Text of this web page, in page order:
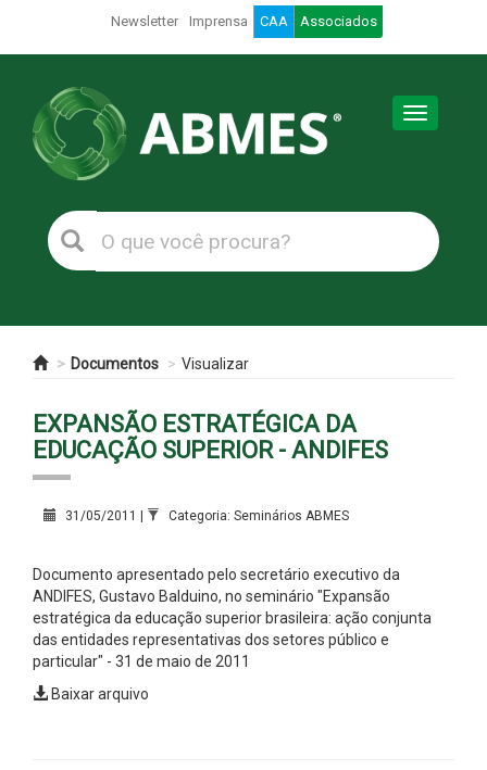
Newsletter Imprensa CAA Associados
Toggle
Documentos Visualizar
EXPANSÃO ESTRATÉGICA DA
EDUCAÇÃO SUPERIOR - ANDIFES
31/05/2011 | Categoria: Seminários ABMES
Documento apresentado pelo secretário executivo da
ANDIFES, Gustavo Balduino, no seminário "Expansão
estratégica da educação superior brasileira: ação conjunta
das entidades representativas dos setores público e
particular" - 31 de maio de 2011
Baixar arquivo